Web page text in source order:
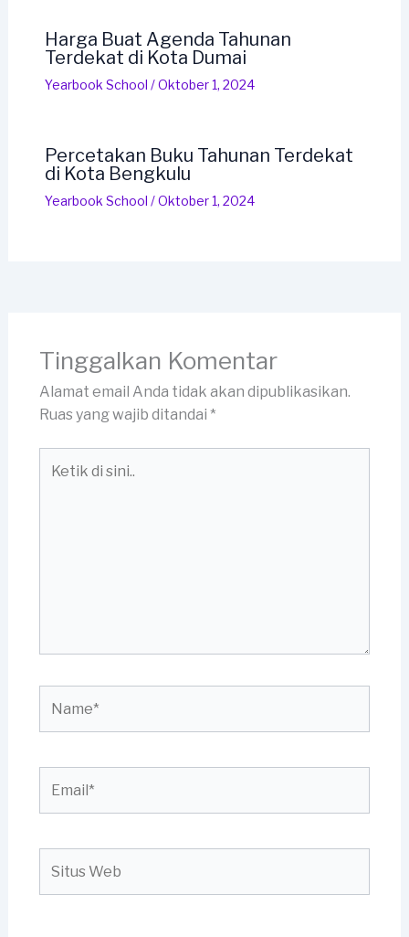
Harga Buat Agenda Tahunan
Terdekat di Kota Dumai
Yearbook School /Oktober 1, 2024
Percetakan Buku Tahunan Terdekat
di Kota Bengkulu
Yearbook School /Oktober 1, 2024
Tinggalkan Komentar
Alamat email Anda tidak akan dipublikasikan.
Ruas yang wajib ditandai *
Web